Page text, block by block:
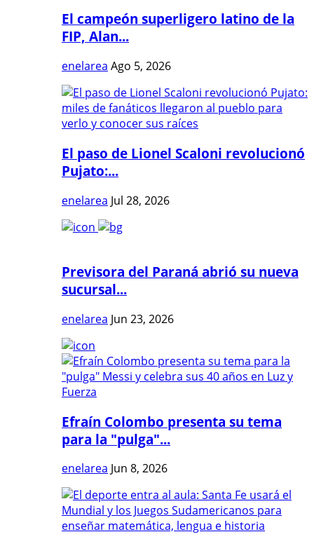
El campeón superligero latino de la
FIP, Alan...
enelarea Ago 5, 2026
El paso de Lionel Scaloni revolucionó
Pujato:...
enelarea Jul 28, 2026
Previsora del Paraná abrió su nueva
sucursal...
enelarea Jun 23, 2026
Efraín Colombo presenta su tema
para la "pulga"...
enelarea Jun 8, 2026